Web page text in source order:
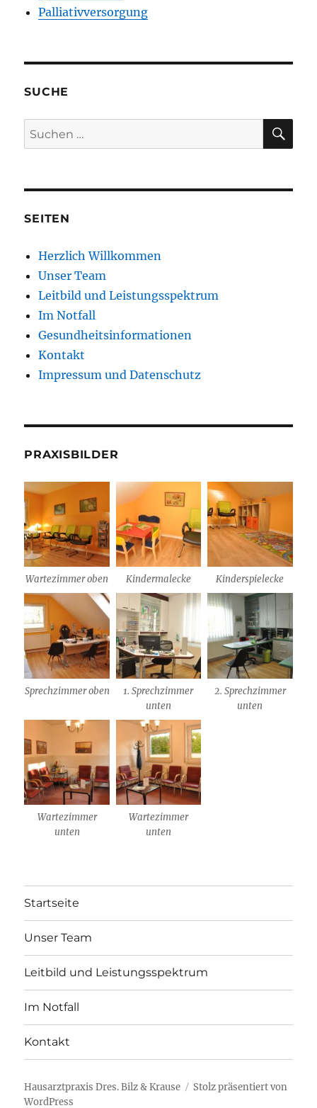
Palliativversorgung
SUCHE
Suchen
nach:
SEITEN
Herzlich Willkommen
Unser Team
Leitbild und Leistungsspektrum
Im Notfall
Gesundheitsinformationen
Kontakt
Impressum und Datenschutz
PRAXISBILDER
Wartezimmer oben Kindermalecke Kinderspielecke
Sprechzimmer oben
1. Sprechzimmer
unten
2. Sprechzimmer
unten
Wartezimmer
unten
Wartezimmer
unten
Startseite
Unser Team
Leitbild und Leistungsspektrum
Im Notfall
Kontakt
Hausarztpraxis Dres. Bilz & Krause
Stolz präsentiert von
WordPress